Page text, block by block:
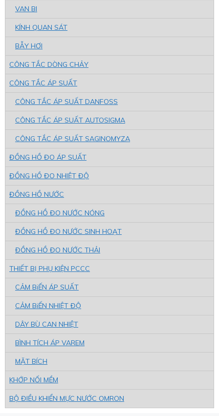
VAN BI
KÍNH QUAN SÁT
BẪY HƠI
CÔNG TẮC DÒNG CHẢY
CÔNG TẮC ÁP SUẤT
CÔNG TẮC ÁP SUẤT DANFOSS
CÔNG TẮC ÁP SUẤT AUTOSIGMA
CÔNG TẮC ÁP SUẤT SAGINOMYZA
ĐỒNG HỒ ĐO ÁP SUẤT
ĐỒNG HỒ ĐO NHIỆT ĐỘ
ĐỒNG HỒ NƯỚC
ĐỒNG HỒ ĐO NƯỚC NÓNG
ĐỒNG HỒ ĐO NƯỚC SINH HOẠT
ĐỒNG HỒ ĐO NƯỚC THẢI
THIẾT BỊ PHỤ KIỆN PCCC
CẢM BiẾN ÁP SUẤT
CẢM BiẾN NHIỆT ĐỘ
DÂY BÙ CAN NHIỆT
BÌNH TÍCH ÁP VAREM
MẶT BÍCH
KHỚP NỐI MỀM
BỘ ĐIỀU KHIỂN MỰC NƯỚC OMRON